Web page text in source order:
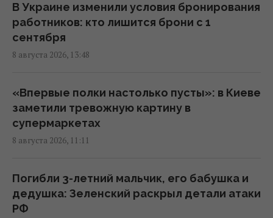
В Кировоградской области разбился
боевой вертолет: что известно
12:17 суббота, 08 августа 2026
Украина согласилась не нападать на
нероссийские танкеры с нефтью в Черном
море, - Bloomberg
11:24 суббота, 08 августа 2026
В России загорелись сразу два крупных
НПЗ после атаки украинских дронов
10:55 суббота, 08 августа 2026
В Украине изменили условия бронирования
работников: кто лишится брони с 1
сентября
8 августа 2026, 13:48
«Впервые полки настолько пусты»: в Киеве
заметили тревожную картину в
супермаркетах
8 августа 2026, 11:11
Погибли 3-летний мальчик, его бабушка и
дедушка: Зеленский раскрыл детали атаки
РФ